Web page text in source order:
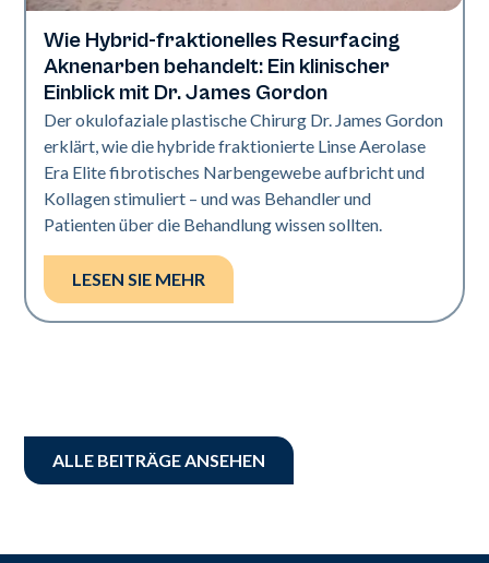
Aerolase-Technologie
Wie Hybrid-fraktionelles Resurfacing
Aknenarben behandelt: Ein klinischer
Einblick mit Dr. James Gordon
Der okulofaziale plastische Chirurg Dr. James Gordon
erklärt, wie die hybride fraktionierte Linse Aerolase
Era Elite fibrotisches Narbengewebe aufbricht und
Kollagen stimuliert – und was Behandler und
Patienten über die Behandlung wissen sollten.
LESEN SIE MEHR
ALLE BEITRÄGE ANSEHEN